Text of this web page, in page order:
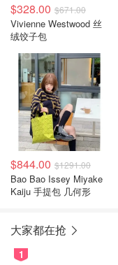
$328.00 $671.00
Vivienne Westwood 丝
绒饺子包
$844.00 $1291.00
Bao Bao Issey Miyake
Kaiju 手提包 几何形
大家都在抢
1